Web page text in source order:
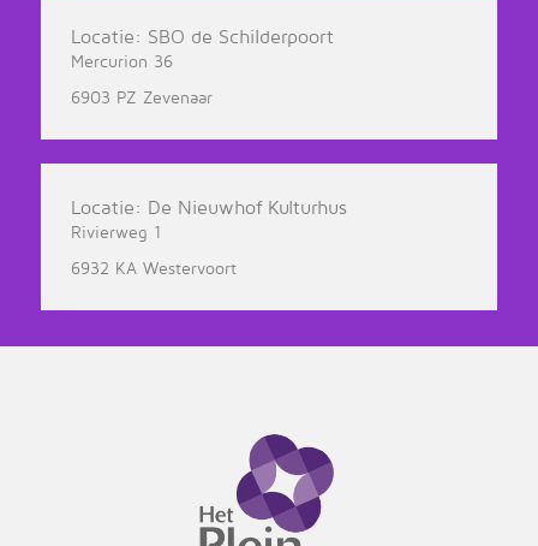
Locatie: SBO de Schilderpoort
Mercurion 36
6903 PZ Zevenaar
Locatie: De Nieuwhof Kulturhus
Rivierweg 1
6932 KA Westervoort